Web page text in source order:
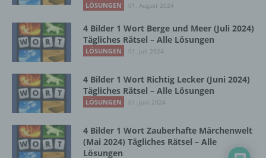
LÖSUNGEN 01. August 2024
4 Bilder 1 Wort Berge und Meer (Juli 2024)
Tägliches Rätsel – Alle Lösungen
LÖSUNGEN 01. Juli 2024
4 Bilder 1 Wort Richtig Lecker (Juni 2024)
Tägliches Rätsel – Alle Lösungen
LÖSUNGEN 01. Juni 2024
4 Bilder 1 Wort Zauberhafte Märchenwelt
(Mai 2024) Tägliches Rätsel – Alle
Lösungen
Löschen oder die Vernichtung.
d) Einschränkung der Verarbeitung
Einschränkung der Verarbeitung ist die
Markierung gespeicherter
personenbezogener Daten mit dem Ziel, ihre
künftige Verarbeitung einzuschränken.
e) Profiling